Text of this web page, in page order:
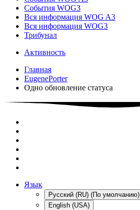
События WOG3
Вся информация WOG A3
Вся информация WOG3
Трибунал
Активность
Главная
EugenePorter
Одно обновление статуса
Язык
Русский (RU) (По умолчанию)
English (USA)